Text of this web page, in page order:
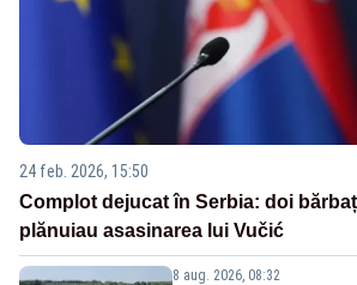
24 feb. 2026, 15:50
Complot dejucat în Serbia: doi
plănuiau asasinarea lui Vučić
8 aug. 2026, 08:32